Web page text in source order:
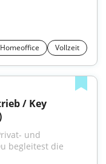
Homeoffice Vollzeit
/ Key
und